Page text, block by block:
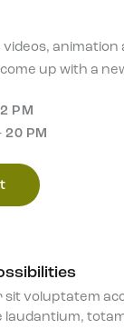
videos, animation
up with a
PM
20 PM
voluptatem
laudantium,